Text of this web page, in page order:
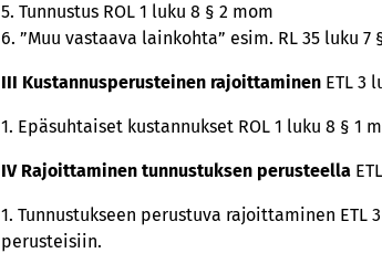
5. Tunnustus ROL 1 luku 8 § 2 mom
6. ”Muu vastaava lainkohta” esim. RL 35 luku 7
III Kustannusperusteinen rajoittaminen ETL 3
1. Epäsuhtaiset kustannukset ROL 1 luku 8 § 1
IV Rajoittaminen tunnustuksen perusteella
1. Tunnustukseen perustuva rajoittaminen
perusteisiin.